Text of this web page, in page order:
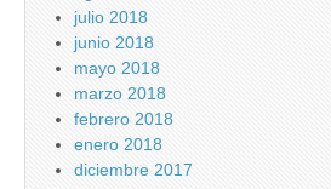
julio 2018
junio 2018
mayo 2018
marzo 2018
febrero 2018
enero 2018
diciembre 2017